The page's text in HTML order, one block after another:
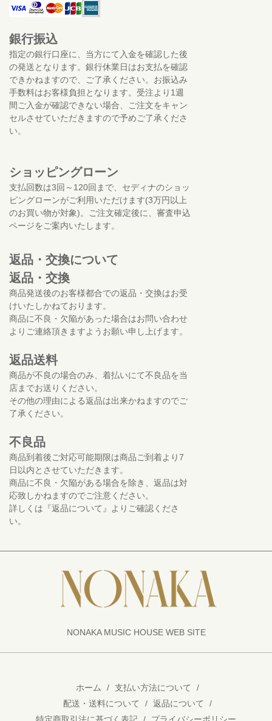
銀行振込
指定の銀行口座に、当方にて入金を確認した後
の発送となります。銀行休業日はお支払を確認
できかねますので、ご了承ください。お振込み
手数料はお客様負担となります。受注より1週
間ご入金が確認できない場合、ご注文をキャン
セルさせていただきますので予めご了承くださ
い。
ショッピングローン
支払回数は3回～120回まで、セディナのショッ
ピングローンがご利用いただけます(3万円以上
のお買い物が対象)。ご注文確定後に、審査申込
ページをご案内いたします。
返品・交換について
返品・交換
商品発送後のお客様都合での返品・交換はお受
けいたしかねております。
商品に不良・欠陥があった場合はお問い合わせ
よりご連絡頂きますようお願い申し上げます。
返品送料
商品が不良の場合のみ、着払いにて不良品を当
店までお送りください。
その他の理由による返品は出来かねますのでご
了承ください。
不良品
商品到着後ご対応可能期限は商品ご到着より7
日以内とさせていただきます。
商品に不良・欠陥がある場合を除き、返品は対
応致しかねますのでご注意ください。
詳しくは『返品について』よりご確認くださ
い。
NONAKA MUSIC HOUSE WEB SITE
ホーム / 支払い方法について
/
配送・送料について
/ 返品について
/